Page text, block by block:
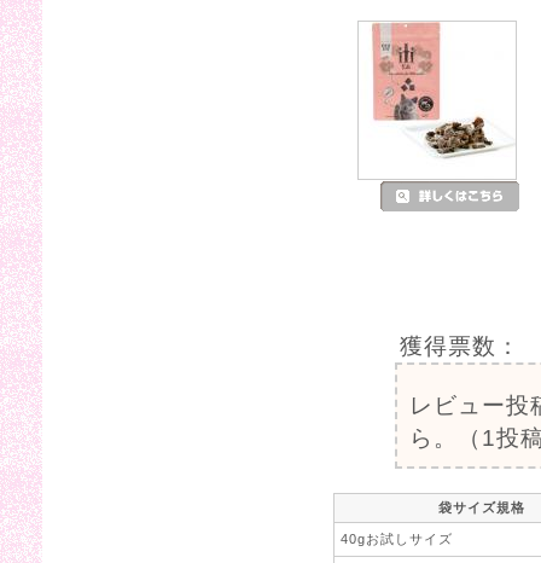
獲得票数：
レビュー投
ら。（1投
袋サイズ規格
40gお試しサイズ